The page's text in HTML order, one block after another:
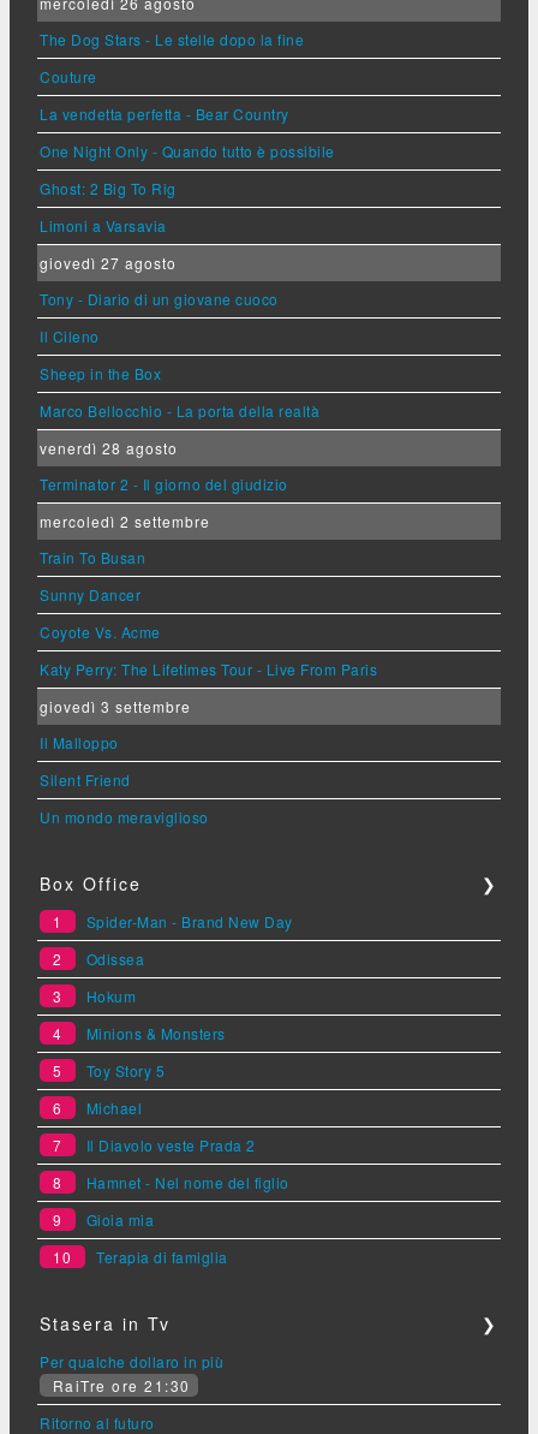
The Dog Stars - Le stelle dopo la fine
Couture
La vendetta perfetta - Bear Country
One Night Only - Quando tutto è possibile
Ghost: 2 Big To Rig
Limoni a Varsavia
giovedì 27 agosto
Tony - Diario di un giovane cuoco
Il Cileno
Sheep in the Box
Marco Bellocchio - La porta della realtà
venerdì 28 agosto
Terminator 2 - Il giorno del giudizio
mercoledì 2 settembre
Train To Busan
Sunny Dancer
Coyote Vs. Acme
Katy Perry: The Lifetimes Tour - Live From Paris
giovedì 3 settembre
Il Malloppo
Silent Friend
Un mondo meraviglioso
Box Office ❯
1
Spider-Man - Brand New Day
2
Odissea
3
Hokum
4
Minions & Monsters
5
Toy Story 5
6
Michael
7
Il Diavolo veste Prada 2
8
Hamnet - Nel nome del figlio
9
Gioia mia
10
Terapia di famiglia
Stasera in Tv ❯
Per qualche dollaro in più
RaiTre ore 21:30
Ritorno al futuro